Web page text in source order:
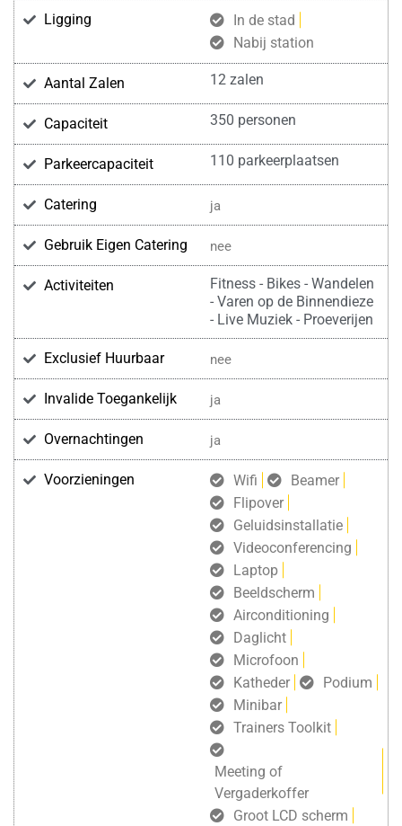
Ligging
In de stad
Nabij station
Aantal Zalen 12 zalen
Capaciteit 350 personen
Parkeercapaciteit 110 parkeerplaatsen
Catering ja
Gebruik Eigen Catering nee
Activiteiten
Fitness - Bikes - Wandelen
- Varen op de Binnendieze
- Live Muziek - Proeverijen
Exclusief Huurbaar nee
Invalide Toegankelijk ja
Overnachtingen ja
Voorzieningen Wifi
Beamer
Flipover
Geluidsinstallatie
Videoconferencing
Laptop
Beeldscherm
Airconditioning
Daglicht
Microfoon
Katheder
Podium
Minibar
Trainers Toolkit
Meeting of
Vergaderkoffer
Groot LCD scherm